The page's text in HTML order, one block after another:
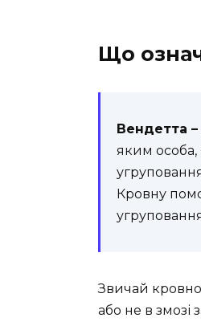
Що
Вендетта
яким особа,
Кровну
Звичай
або не в змозі